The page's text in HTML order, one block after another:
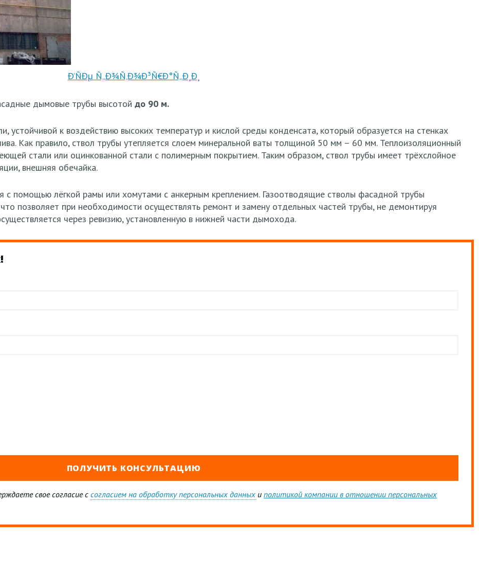
дымовые трубы высотой до 90 м.
устойчивой к воздействию высоких температур и кислой среды конденсата, который образуется на стенках
Как правило, ствол трубы утепляется слоем минеральной ваты толщиной 50 мм – 60 мм. Теплоизоляционный
стали или оцинкованной стали с полимерным покрытием. Таким образом, ствол трубы имеет трёхслойное
внешняя обечайка.
с помощью лёгкой рамы или хомутами с анкерным креплением. Газоотводящие стволы фасадной трубы
позволяет при необходимости осуществлять ремонт и замену отдельных частей трубы, не демонтируя
через ревизию, установленную в нижней части дымохода.
свое согласие с согласием на обработку персональных данных и политикой компании в отношении персональных